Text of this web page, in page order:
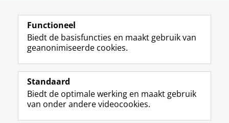
View this page in:English
Volg de RUG
F
a
e
b
L
i
k
e
R
S
-
f
I
n
t
Y
o
T
Studiekiezers
Functioneel
Biedt de basisfuncties en maakt gebruik van
geanonimiseerde cookies.
Standaard
Biedt de optimale werking en maakt gebruik
van onder andere videocookies.